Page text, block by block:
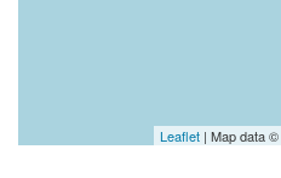
Leaflet | Map data ©